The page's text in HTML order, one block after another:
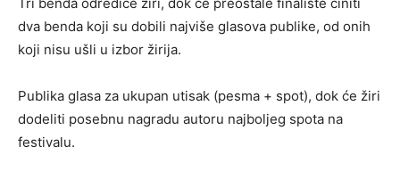
Tri benda odrediće žiri, dok će preostale finaliste činiti
dva benda koji su dobili najviše glasova publike, od onih
koji nisu ušli u izbor žirija.
Publika glasa za ukupan utisak (pesma + spot), dok će žiri
dodeliti posebnu nagradu autoru najboljeg spota na
festivalu.